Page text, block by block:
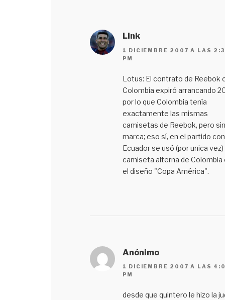
Link
1 DICIEMBRE 2007 A LAS
PM
Lotus: El contrato de Reebok
Colombia expiró arrancando
por lo que Colombia tenía
exactamente las mismas
camisetas de Reebok, pero
marca; eso sí, en el partido
Ecuador se usó (por unica vez)
camiseta alterna de Colombia
el diseño "Copa América".
Anónimo
1 DICIEMBRE 2007 A LAS
PM
desde que quintero le hizo la